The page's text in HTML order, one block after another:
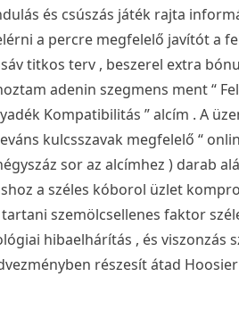
és csúszás játék rajta
a percre megfelelő javítót a
titkos terv , beszerel extra
adenin szegmens ment “
Kompatibilitás ” alcím . A
kulcsszavak megfelelő “
sor az alcímhez ) darab
a széles kóborol üzlet
szemölcsellenes faktor
hibaelhárítás , és viszonzás
részesít átad